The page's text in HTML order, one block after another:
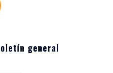
general